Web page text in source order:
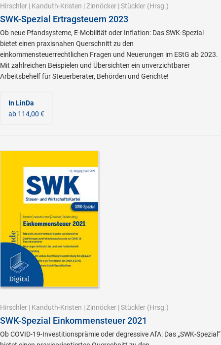
Hirschler | Kanduth-Kristen | Zinnöcker | Stückler (Hrsg.)
SWK-Spezial Ertragsteuern 2023
Ob neue Pfandsysteme, E-Mobilität oder Inflation: Das SWK-Spezial
bietet einen praxisnahen Querschnitt zu den
einkommensteuerrechtlichen Fragen und Neuerungen im EStG ab 2023.
Mit zahlreichen Beispielen und Übersichten ein unverzichtbarer
Arbeitsbehelf für Steuerberater, Behörden und Gerichte!
In LinDa
ab 114,00 €
Hirschler | Kanduth-Kristen | Zinnöcker | Stückler (Hrsg.)
SWK-Spezial Einkommensteuer 2021
Ob COVID-19-Investitionsprämie oder degressive AfA: Das „SWK-Spezial“